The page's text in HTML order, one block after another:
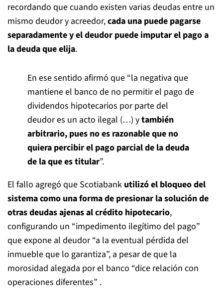
recordando que cuando existen varias deudas entre un
mismo deudor y acreedor,cada una puede pagarse
separadamente y el deudor puede imputar el pago a
la deuda que elija.
En ese sentido afirmó que “la negativa que
mantiene el banco de no permitir el pago de
dividendos hipotecarios por parte del
deudor es un acto ilegal (…) ytambién
arbitrario, pues no es razonable que no
quiera percibir el pago parcial de la deuda
de la que es titular”.
El fallo agregó que Scotiabank utilizó el bloqueo del
sistema como una forma de presionar la solución de
otras deudas ajenas al crédito hipotecario,
configurando un “impedimento ilegítimo del pago”
que expone al deudor “a la eventual pérdida del
inmueble que lo garantiza”, a pesar de que la
morosidad alegada por el banco “dice relación con
operaciones diferentes” .